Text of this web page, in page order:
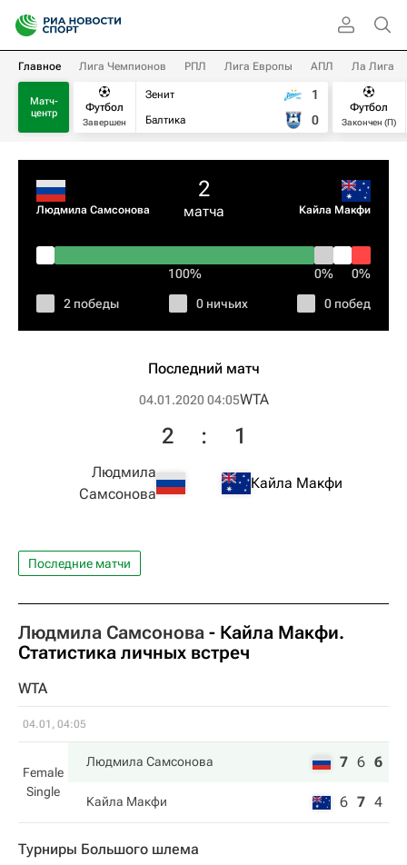
Главное Лига Чемпионов РПЛ Лига Европы АПЛ Ла Лига
Матч-
центр
Футбол
Завершен
Зенит
Балтика
1
0
Футбол
Закончен (П)
Людмила Самсонова
2
матча Кайла Макфи
100% 0% 0%
2 победы 0 ничьих 0 побед
Последний матч
04.01.2020 04:05WTA
Людмила
Самсонова
2 : 1
Кайла Макфи
Последние матчи
Людмила Самсонова - Кайла Макфи.
Статистика личных встреч
WTA
04.01, 04:05
Female
Single
Людмила Самсонова 7 6 6
Кайла Макфи 6 7 4
Турниры Большого шлема